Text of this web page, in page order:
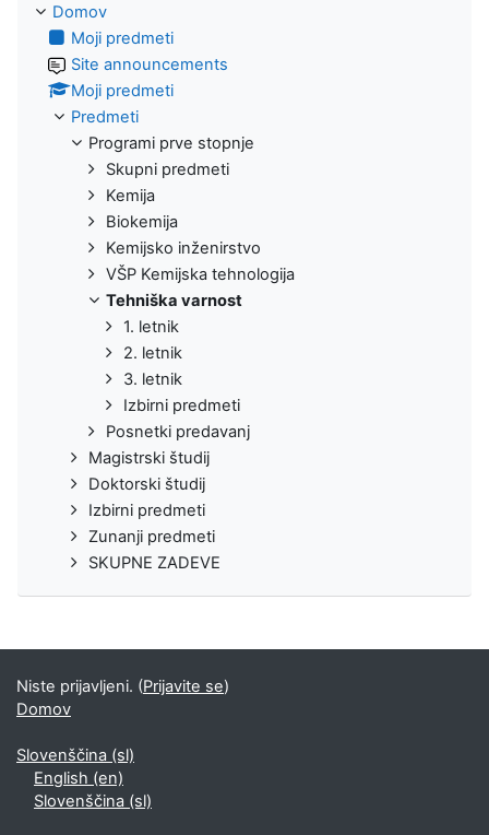
Domov
Moji predmeti
Site announcements
Moji predmeti
Predmeti
Programi prve stopnje
Skupni predmeti
Kemija
Biokemija
Kemijsko inženirstvo
VŠP Kemijska tehnologija
Tehniška varnost
1. letnik
2. letnik
3. letnik
Izbirni predmeti
Posnetki predavanj
Magistrski študij
Doktorski študij
Izbirni predmeti
Zunanji predmeti
SKUPNE ZADEVE
Niste prijavljeni. (Prijavite se)
Domov
Slovenščina ‎(sl)‎
English ‎(en)‎
Slovenščina ‎(sl)‎